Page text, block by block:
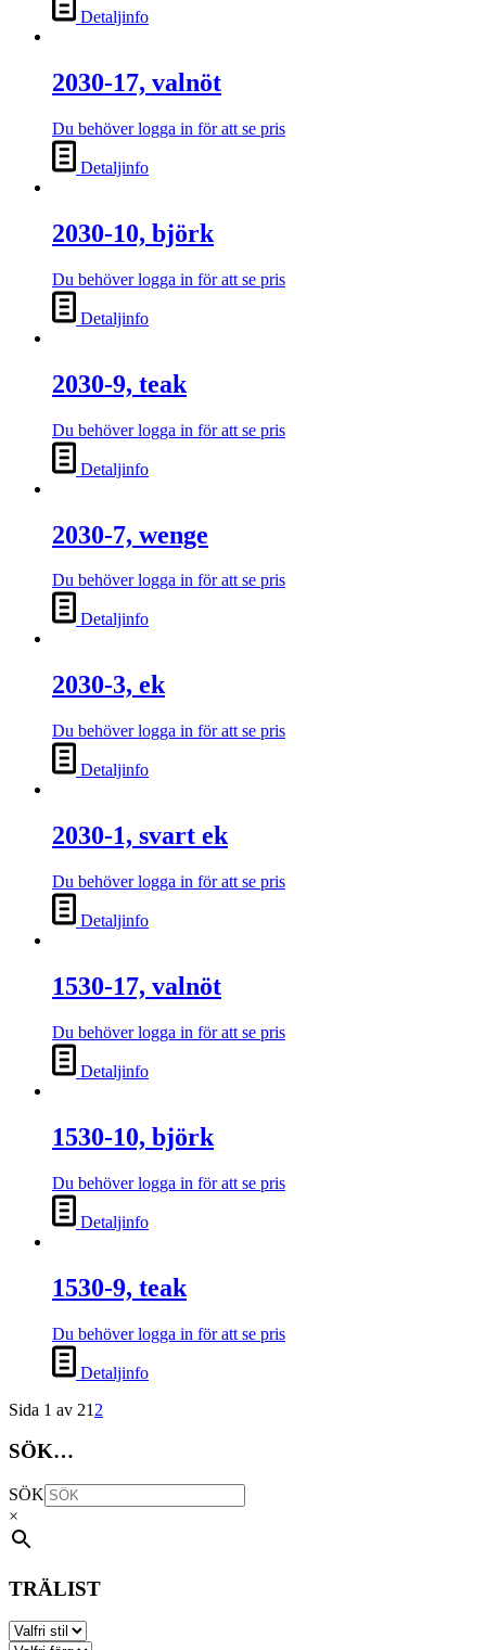
Detaljinfo
2030-17, valnöt
Du behöver logga in för att se pris
Detaljinfo
2030-10, björk
Du behöver logga in för att se pris
Detaljinfo
2030-9, teak
Du behöver logga in för att se pris
Detaljinfo
2030-7, wenge
Du behöver logga in för att se pris
Detaljinfo
2030-3, ek
Du behöver logga in för att se pris
Detaljinfo
2030-1, svart ek
Du behöver logga in för att se pris
Detaljinfo
1530-17, valnöt
Du behöver logga in för att se pris
Detaljinfo
1530-10, björk
Du behöver logga in för att se pris
Detaljinfo
1530-9, teak
Du behöver logga in för att se pris
Detaljinfo
Sida 1 av 21 2
SÖK…
SÖK
×
TRÄLIST